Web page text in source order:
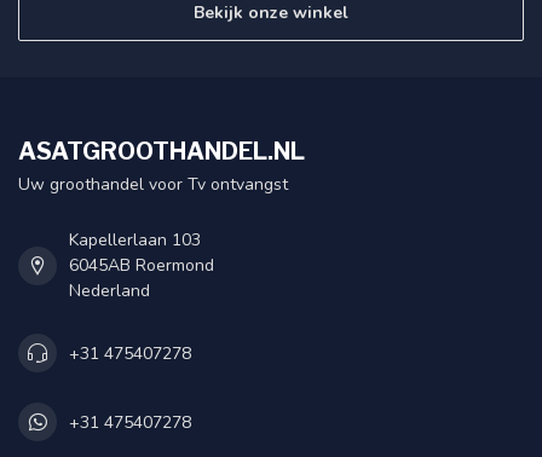
Bekijk onze winkel
ASATGROOTHANDEL.NL
Uw groothandel voor Tv ontvangst
Kapellerlaan 103
6045AB Roermond
Nederland
+31 475407278
+31 475407278